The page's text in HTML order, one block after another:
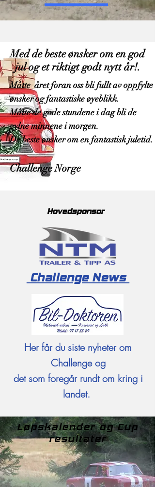
Med de beste ønsker om en god
jul og et riktigt godt nytt år!.
Måtte året foran oss bli fullt av oppfylte
ønsker og fantastiske øyeblikk.
Måtte de gode stundene i dag bli de
gylne minnene i morgen.
De beste ønsker om en fantastisk juletid.
Challenge Norge
Hovedsponsor
Challenge News
Her får du siste nyheter om
Challenge og
det som foregår rundt om kring i
landet.
Løpskalender og Cup
resultater